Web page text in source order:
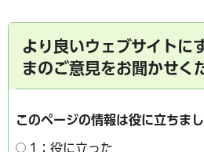
より良いウェブサイトに
まのご意見をお聞かせく
このページの情報は役に立ちま
1：役に立った